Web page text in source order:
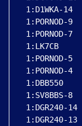
1:D1WKA-
1:LK7CB
1:DBB550
1:DGR240-